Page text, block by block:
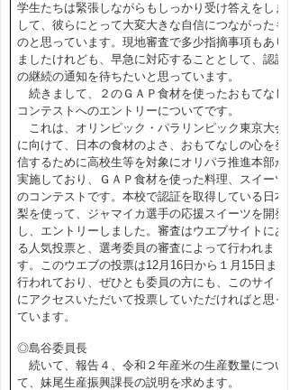
学生たちは緊張しながらもしっかり受け答えをしま
して、彼らにとって大変大きな自信につながったも
のと思っています。現地審査で多少指摘事項もあり
ましたけれども、早急に対応することとして、認証
の継続の通知を待ちたいと思っています。
続きまして、２のＧＡＰ食材を使ったおもてなし
コンテストへのエントリーについてです。
これは、オリンピック・パラリンピック東京大会
に向けて、日本の食材のよさ、おもてなしの心を発
信するために高校生等を対象にオリパラ推進本部が
実施しており、ＧＡＰ食材を使った料理、スイーツ
のコンテストです。本校で認証を取得している日本
梨を使って、ジャマイカ選手の応援スイーツを開発
し、エントリーしました。審査はウエブサイトにあ
る人気投票と、選考委員の審査によって行われま
す。このウエブの投票は12月16日から１月15日まで
行われており、ぜひとも委員の方にも、このサイト
にアクセスいただいて投票していただければと思っ
ています。
◎島谷委員長
続いて、報告４、令和２年産米の生産数量につい
て、妹尾生産振興課長の説明を求めます。